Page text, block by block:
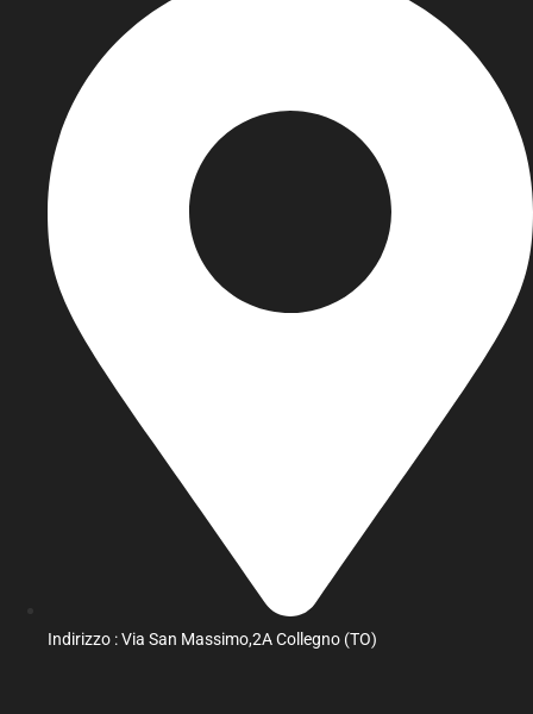
Indirizzo : Via San Massimo,2A Collegno (TO)